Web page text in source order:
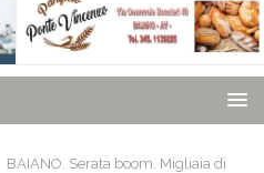
BAIANO. Serata boom. Migliaia di